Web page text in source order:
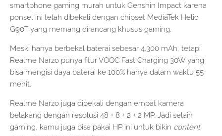
smartphone gaming murah untuk Genshin Impact karena
ponsel ini telah dibekali dengan chipset MediaTek Helio
G90T yang memang dirancang khusus gaming.
Meski hanya berbekal baterai sebesar 4.300 mAh, tetapi
Realme Narzo punya fitur VOOC Fast Charging 30W yang
bisa mengisi daya baterai ke 100% hanya dalam waktu 55
menit.
Realme Narzo juga dibekali dengan empat kamera
belakang dengan resolusi 48 + 8 + 2 + 2 MP. Jadi selain
gaming, kamu juga bisa pakai HP ini untuk bikin content